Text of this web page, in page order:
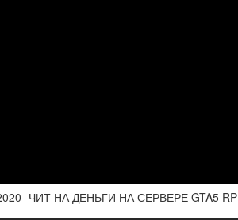
ЧИТ НА ДЕНЬГИ НА СЕРВЕРЕ GTA5 RP